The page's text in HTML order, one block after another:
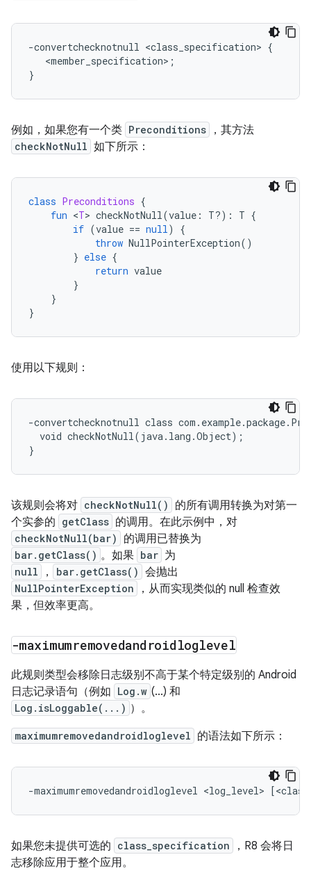
-convertchecknotnull <class_specification> {
   <member_specification>;
例如，如果您有一个类 Preconditions ，其方法
checkNotNull 如下所示：
class Preconditions {
fun <T> checkNotNull(value : T?) : T {
if (value == null)
{
throw NullPointerException()
} else {
return value
}
}
}
使用以下规则：
-convertchecknotnull class
  void checkNotNull(java.lang.Object);
该规则会将对 checkNotNull()
的所有调用转换为对第一
个实参的 getClass 的调用。在此示例中，对
checkNotNull(bar) 的调用已替换为
bar.getClass() 。如果 bar 为
null ， bar.getClass() 会抛出
NullPointerException
，从而实现类似的 null 检查效
果，但效率更高。
-maximumremovedandroidloglevel
此规则类型会移除日志级别不高于某个特定级别的 Android
日志记录语句（例如 Log.w (...) 和
Log.isLoggable(...) ）。
maximumremovedandroidloglevel 的语法如下所示：
如果您未提供可选的 class_specification
，R8 会将日
志移除应用于整个应用。